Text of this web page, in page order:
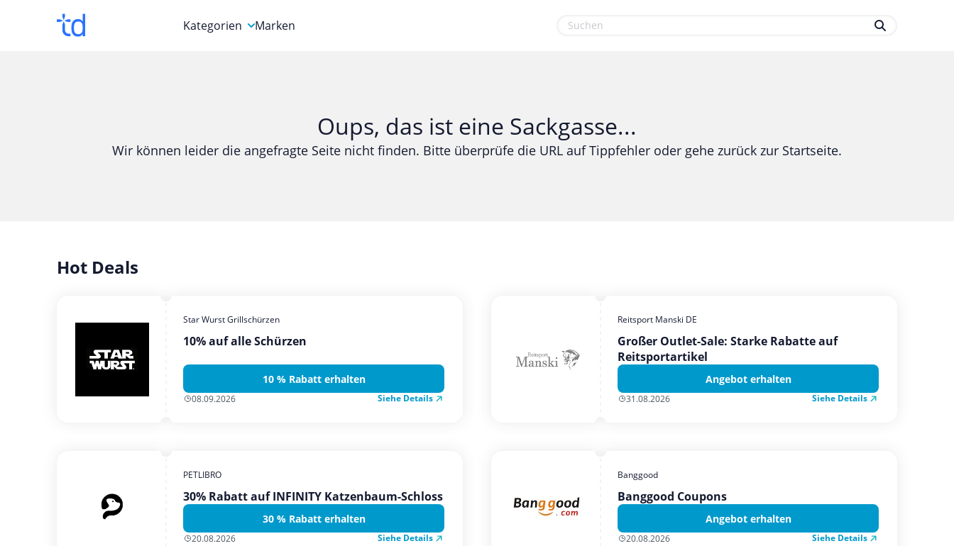
Kategorien
Computer & Elektronik
Gesundheit & Beauty
Mobilfunk & Internet
Marken
Oups, das ist eine Sackgasse...
Wir können leider die angefragte Seite nicht finden. Bitte überprüfe die URL auf Tippfehler oder gehe zurück zur Startseite.
Hot Deals
Star Wurst Grillschürzen
10% auf alle Schürzen
10 % Rabatt erhalten
08.09.2026 Siehe Details
Reitsport Manski DE
Großer Outlet-Sale: Starke Rabatte auf
Reitsportartikel
Angebot erhalten
31.08.2026 Siehe Details
PETLIBRO
30% Rabatt auf INFINITY Katzenbaum-Schloss
30 % Rabatt erhalten
20.08.2026 Siehe Details
Banggood
Banggood Coupons
Angebot erhalten
20.08.2026 Siehe Details